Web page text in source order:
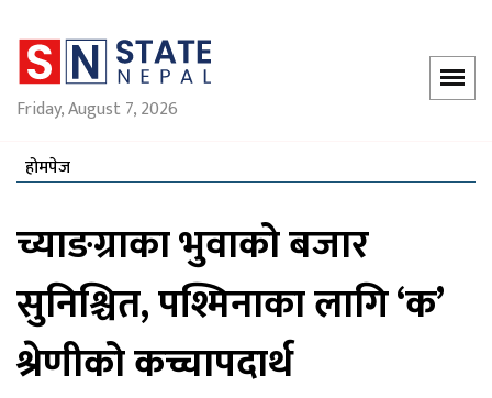
Friday, August 7, 2026
होमपेज
च्याङग्राका भुवाको बजार
सुनिश्चित, पश्मिनाका लागि ‘क’
श्रेणीको कच्चापदार्थ